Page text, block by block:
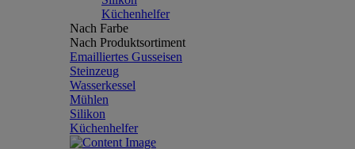
Küchenhelfer
Nach Farbe
Nach Produktsortiment
Emailliertes Gusseisen
Steinzeug
Wasserkessel
Mühlen
Silikon
Küchenhelfer